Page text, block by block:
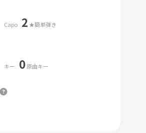
Capo 2 ★簡単弾き
キー 0原曲キー